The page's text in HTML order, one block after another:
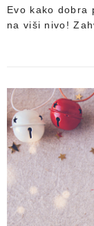
Evo kako dobra
na viši nivo!